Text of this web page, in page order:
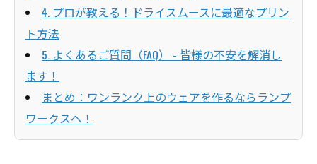
4. プロが教える！ドライスムースに最適なプリン
ト方法
5. よくあるご質問（FAQ） - 皆様の不安を解消し
ます！
まとめ：ワンランク上のウェアを作るならランプ
ワークスへ！